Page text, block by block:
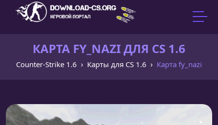
КАРТА FY_NAZI ДЛЯ CS 1.6
Counter-Strike 1.6 Карты для CS 1.6 Карта fy_nazi